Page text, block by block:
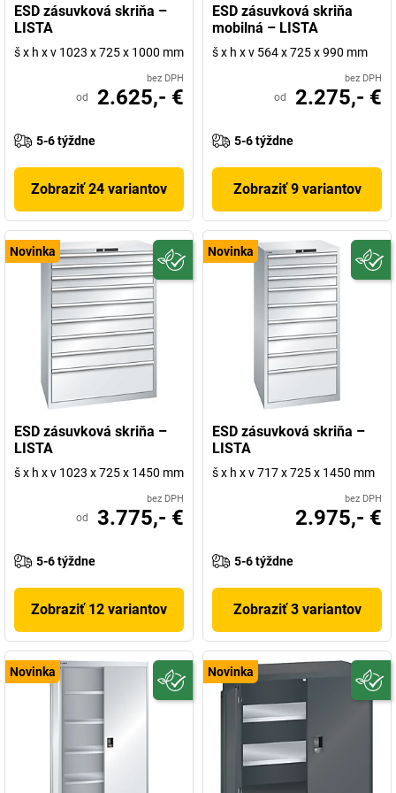
ESD zásuvková skriňa –
LISTA
š x h x v 1023 x 725 x 1000 mm
bez DPH
od 2.625,- €
5-6 týždne
Zobraziť 24 variantov
ESD zásuvková skriňa
mobilná – LISTA
š x h x v 564 x 725 x 990 mm
bez DPH
od 2.275,- €
5-6 týždne
Zobraziť 9 variantov
Novinka
ESD zásuvková skriňa –
LISTA
š x h x v 1023 x 725 x 1450 mm
bez DPH
od 3.775,- €
5-6 týždne
Zobraziť 12 variantov
Novinka
ESD zásuvková skriňa –
LISTA
š x h x v 717 x 725 x 1450 mm
bez DPH
2.975,- €
5-6 týždne
Zobraziť 3 variantov
Novinka Novinka